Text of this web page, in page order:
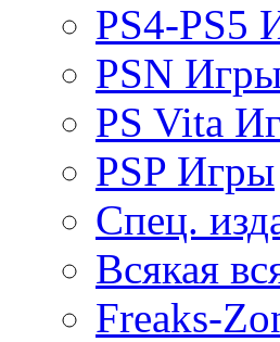
PS4-PS5
PSN
PS Vita
PSP Игры
Спец.
Всякая
Freaks-